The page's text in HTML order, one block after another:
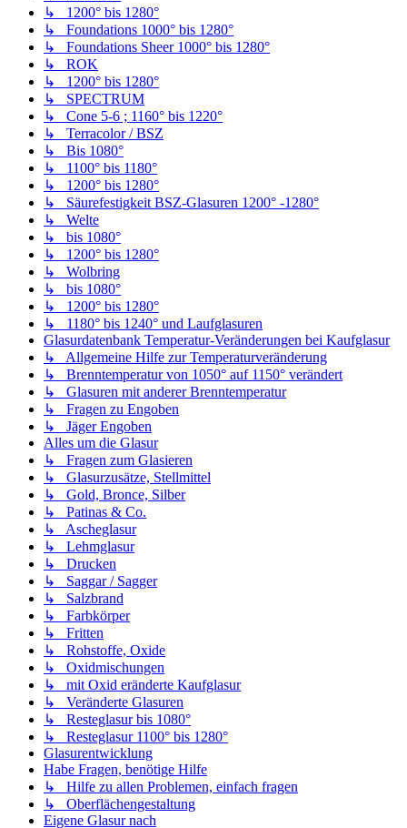
↳ 1200° bis 1280°
↳ Foundations 1000° bis 1280°
↳ Foundations Sheer 1000° bis 1280°
↳ ROK
↳ 1200° bis 1280°
↳ SPECTRUM
↳ Cone 5-6 ; 1160° bis 1220°
↳ Terracolor / BSZ
↳ Bis 1080°
↳ 1100° bis 1180°
↳ 1200° bis 1280°
↳ Säurefestigkeit BSZ-Glasuren 1200° -1280°
↳ Welte
↳ bis 1080°
↳ 1200° bis 1280°
↳ Wolbring
↳ bis 1080°
↳ 1200° bis 1280°
↳ 1180° bis 1240° und Laufglasuren
Glasurdatenbank Temperatur-Veränderungen bei Kaufglasur
↳ Allgemeine Hilfe zur Temperaturveränderung
↳ Brenntemperatur von 1050° auf 1150° verändert
↳ Glasuren mit anderer Brenntemperatur
↳ Fragen zu Engoben
↳ Jäger Engoben
Alles um die Glasur
↳ Fragen zum Glasieren
↳ Glasurzusätze, Stellmittel
↳ Gold, Bronce, Silber
↳ Patinas & Co.
↳ Ascheglasur
↳ Lehmglasur
↳ Drucken
↳ Saggar / Sagger
↳ Salzbrand
↳ Farbkörper
↳ Fritten
↳ Rohstoffe, Oxide
↳ Oxidmischungen
↳ mit Oxid eränderte Kaufglasur
↳ Veränderte Glasuren
↳ Resteglasur bis 1080°
↳ Resteglasur 1100° bis 1280°
Glasurentwicklung
Habe Fragen, benötige Hilfe
↳ Hilfe zu allen Problemen, einfach fragen
↳ Oberflächengestaltung
Eigene Glasur nach